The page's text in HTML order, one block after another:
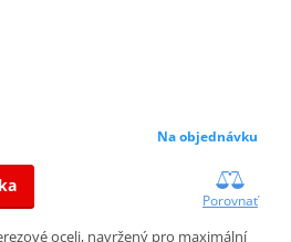
Na objednávku
Porovnať
oceli, navržený pro maximální